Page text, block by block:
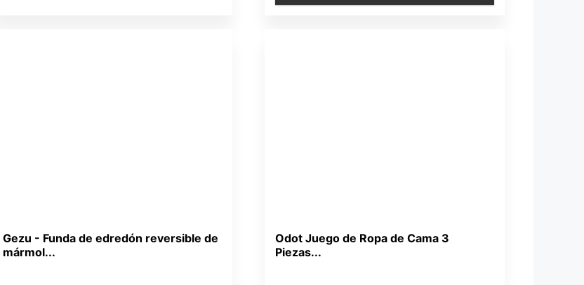
Gezu - Funda de edredón reversible de
mármol...
Odot Juego de Ropa de Cama 3
Piezas...